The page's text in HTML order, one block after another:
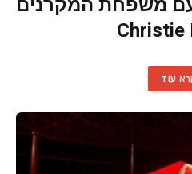
משפחת המקרנים
Christie
עוד